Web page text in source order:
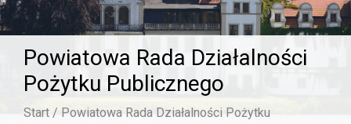
WŁADZE
POWIAT
STAROSTWO
Powiatowa Rada Działalności
Pożytku Publicznego
Start / Powiatowa Rada Działalności Pożytku